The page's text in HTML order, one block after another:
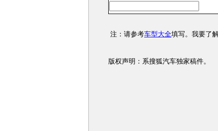
注：请参考车型大全填写。我要了
版权声明：系搜狐汽车独家稿件。